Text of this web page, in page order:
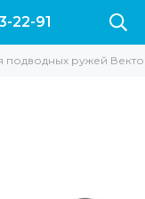
22-91
подводных ружей